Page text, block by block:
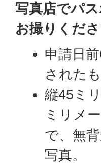
写真店でパ
お撮りくださ
申請日
されたも
縦45ミ
ミリメ
で、無
写真。